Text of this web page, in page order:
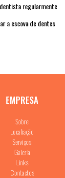
regularmente
a escova de dentes
EMPRESA
Sobre
Localiação
Serviços
Galeria
Links
Contactos